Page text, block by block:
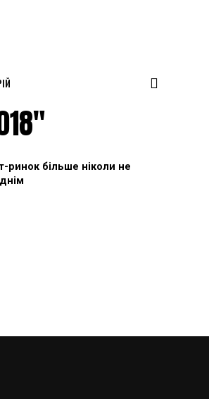
ринок більше ніколи не